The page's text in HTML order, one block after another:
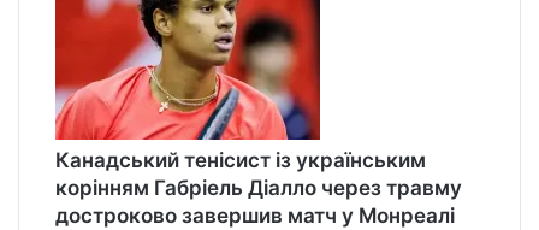
Канадський тенісист із українським
корінням Габріель Діалло через травму
достроково завершив матч у Монреалі